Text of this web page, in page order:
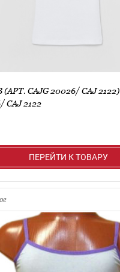
CAJG 20026/ CAJ 2122)
CAJ 2122
ПЕРЕЙТИ К ТОВАРУ